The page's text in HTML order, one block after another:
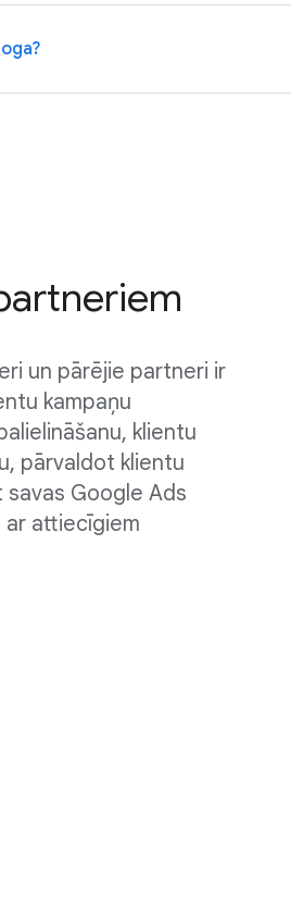
un pārējie partneri ir
kampaņu
klientu
pārvaldot klientu
Google Ads
ar attiecīgiem